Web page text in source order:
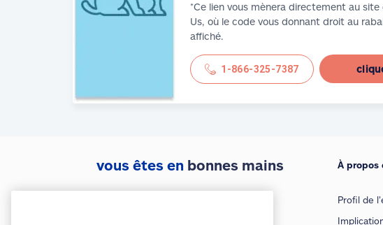
*Ce lien vous mènera directement au site
Us, où le code vous donnant droit au
affiché.
1-866-325-7387
vous êtes en bonnes mains À propos
Profil de
We use cookies and similar technologies